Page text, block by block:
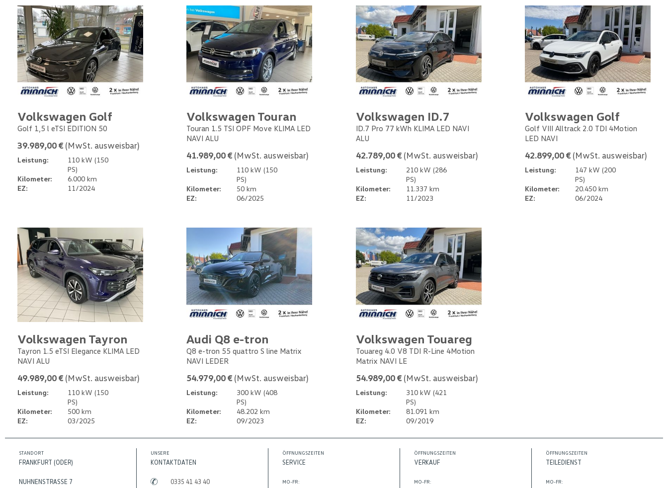
Volkswagen Golf
Golf 1,5 l eTSI EDITION 50
39.989,00 € (MwSt. ausweisbar)
Leistung:
110 kW (150
PS)
Kilometer:
6.000 km
EZ:
11/2024
Volkswagen Touran
Touran 1.5 TSI OPF Move KLIMA LED
NAVI ALU
41.989,00 € (MwSt. ausweisbar)
Leistung:
110 kW (150
PS)
Kilometer:
50 km
EZ:
06/2025
Volkswagen ID.7
ID.7 Pro 77 kWh KLIMA LED NAVI
ALU
42.789,00 € (MwSt. ausweisbar)
Leistung:
210 kW (286
PS)
Kilometer:
11.337 km
EZ:
11/2023
Volkswagen Golf
Golf VIII Alltrack 2.0 TDI 4Motion
LED NAVI
42.899,00 € (MwSt. ausweisbar)
Leistung:
147 kW (200
PS)
Kilometer:
20.450 km
EZ:
06/2024
Volkswagen Tayron
Tayron 1.5 eTSI Elegance KLIMA LED
NAVI ALU
49.989,00 € (MwSt. ausweisbar)
Leistung:
110 kW (150
PS)
Kilometer:
500 km
EZ:
03/2025
Audi Q8 e-tron
Q8 e-tron 55 quattro S line Matrix
NAVI LEDER
54.979,00 € (MwSt. ausweisbar)
Leistung:
300 kW (408
PS)
Kilometer:
48.202 km
EZ:
09/2023
Volkswagen Touareg
Touareg 4.0 V8 TDI R-Line 4Motion
Matrix NAVI LE
54.989,00 € (MwSt. ausweisbar)
Leistung:
310 kW (421
PS)
Kilometer:
81.091 km
EZ:
09/2019
STANDORT
FRANKFURT (ODER)
NUHNENSTRASSE 7
UNSERE
KONTAKTDATEN
0335 41 43 40
ÖFFNUNGSZEITEN
SERVICE
MO-FR:
ÖFFNUNGSZEITEN
VERKAUF
MO-FR:
ÖFFNUNGSZEITEN
TEILEDIENST
MO-FR: